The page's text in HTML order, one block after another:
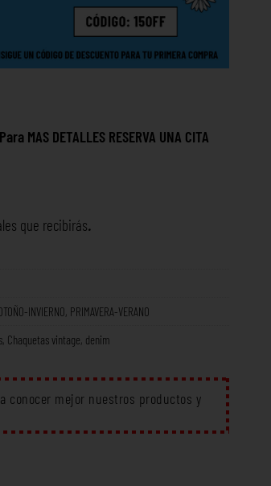
Para MAS DETALLES RESERVA UNA CITA
que recibirás.
INVIERNO, PRIMAVERA-VERANO
, Chaquetas vintage, denim
conocer mejor nuestros productos y